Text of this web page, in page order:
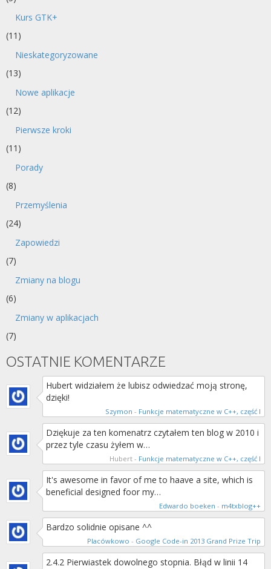
Kurs GTK+
(11)
Nieskategoryzowane
(13)
Nowe aplikacje
(12)
Pierwsze kroki
(11)
Porady
(8)
Przemyślenia
(24)
Zapowiedzi
(7)
Zmiany na blogu
(6)
Zmiany w aplikacjach
(7)
OSTATNIE KOMENTARZE
Hubert widziałem że lubisz odwiedzać moją stronę,
dzięki!
Szymon - Funkcje matematyczne w C++, część I
Dziękuje za ten komenatrz czytałem ten blog w 2010 i
przez tyle czasu żyłem w…
Hubert - Funkcje matematyczne w C++, część I
It's awesome in favor of me to haave a site, which is
beneficial designed foor my…
Edwardo boeken - m4txblog++
Bardzo solidnie opisane ^^
Placówkowo - Google Code-in 2013 Grand Prize Trip
2.4.2 Pierwiastek dowolnego stopnia. Błąd w linii 14